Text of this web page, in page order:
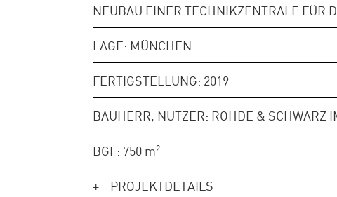
NEUBAU EINER TECHNIKZENTRALE FÜR
LAGE: MÜNCHEN
FERTIGSTELLUNG: 2019
BAUHERR, NUTZER: ROHDE & SCHWARZ
BGF: 750m2
PROJEKTDETAILS